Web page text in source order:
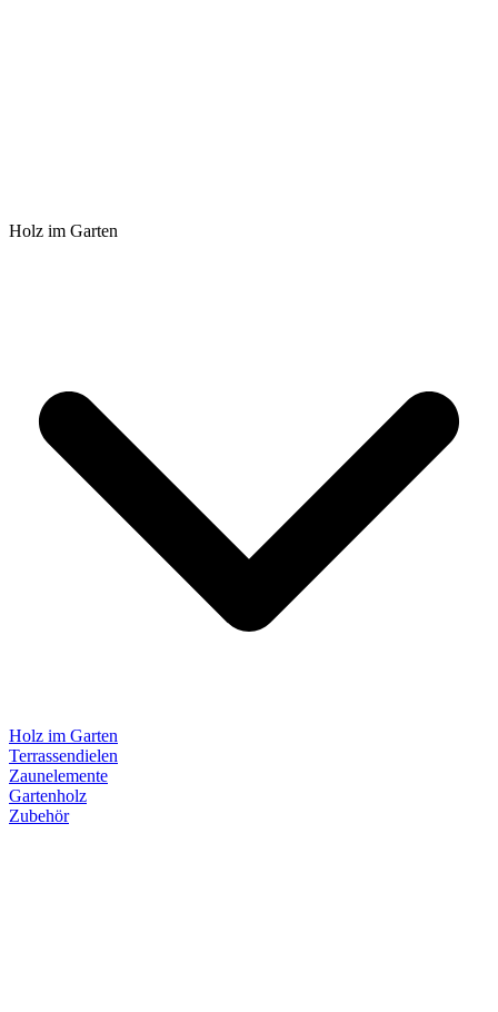
Holz im Garten
Holz im Garten
Terrassendielen
Zaunelemente
Gartenholz
Zubehör